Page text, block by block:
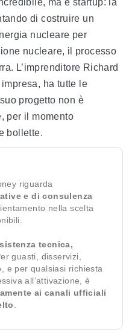
ma è startup: la
di costruire un
nucleare per
nucleare, il processo
L’imprenditore Richard
ha tutte le
progetto non è
per il momento
bollette.
riguarda
e di consulenza
nella scelta
tecnica,
guasti, disservizi,
e per qualsiasi richiesta
all’attivazione, è
ai canali ufficiali